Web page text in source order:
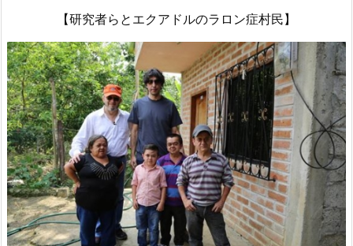
【研究者らとエクアドルのラロン症村民】